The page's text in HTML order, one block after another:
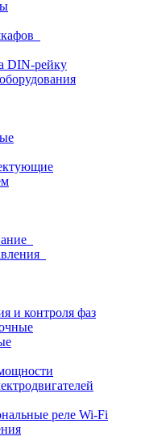
DIN-рейку
и контроля фаз
реле Wi-Fi